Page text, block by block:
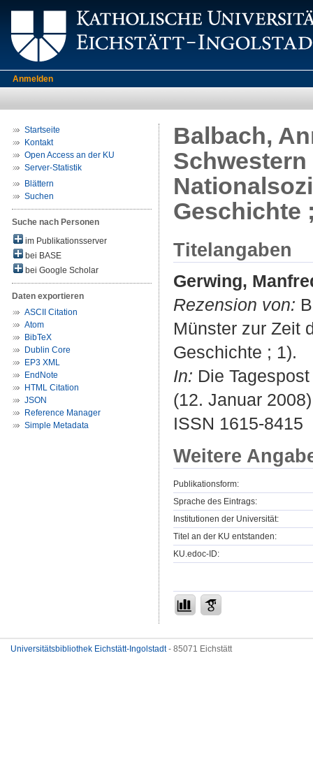
Anmelden
Startseite
Kontakt
Open Access an der KU
Server-Statistik
Blättern
Suchen
Suche nach Personen
im Publikationsserver
bei BASE
bei Google Scholar
Daten exportieren
ASCII Citation
Atom
BibTeX
Dublin Core
EP3 XML
EndNote
HTML Citation
JSON
Reference Manager
Simple Metadata
Balbach,
Geschichte
Titelangaben
Gerwing,
Rezension von:
Münster zur Zeit
Geschichte ; 1).
In: Die
(12. Januar
ISSN 1615-8415
Weitere
Publikationsform:
Sprache des Eintrags:
Institutionen der Universität:
Titel an der KU entstanden:
KU.edoc-ID:
Universitätsbibliothek Eichstätt-Ingolstadt- 85071 Eichstätt